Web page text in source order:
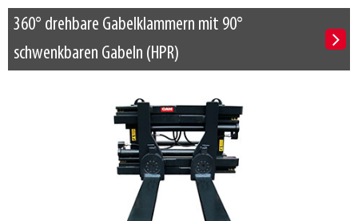
360° drehbare Gabelklammern mit 90°
schwenkbaren Gabeln (HPR)